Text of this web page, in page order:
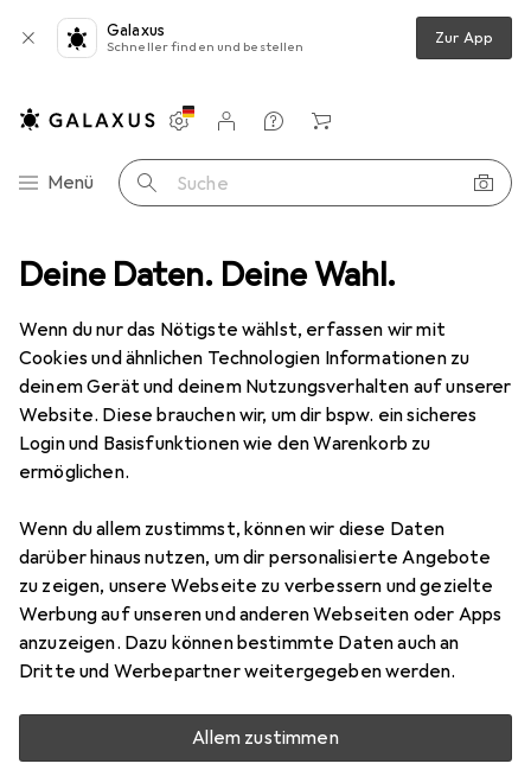
Deine Daten. Deine Wahl.
Wenn du nur das Nötigste wählst, erfassen wir mit
Cookies und ähnlichen Technologien Informationen zu
deinem Gerät und deinem Nutzungsverhalten auf unserer
Website. Diese brauchen wir, um dir bspw. ein sicheres
Login und Basisfunktionen wie den Warenkorb zu
ermöglichen.
Wenn du allem zustimmst, können wir diese Daten
darüber hinaus nutzen, um dir personalisierte Angebote
zu zeigen, unsere Webseite zu verbessern und gezielte
Werbung auf unseren und anderen Webseiten oder Apps
anzuzeigen. Dazu können bestimmte Daten auch an
Dritte und Werbepartner weitergegeben werden.
Allem zustimmen
Galaxus
Schneller finden und bestellen Zur App
Navigation nach Kategorien
Menü Suche
Einstellungen
Kundenkonto
Vergleichslisten
Merklisten
Warenkorb
Scannen Barcode Scanner Zubehör Socket Charging Cradle Ac
3 Bilder
SocketCharging Cradle Ac
EUR
88,10
Bewertungen Marke
Mehr von Socket
9 Stück an Lager beim Lieferanten
Lieferort angeben für genaue Lieferzeit